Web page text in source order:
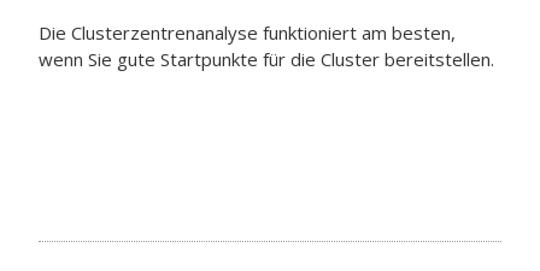
Die Clusterzentrenanalyse funktioniert am besten,
wenn Sie gute Startpunkte für die Cluster bereitstellen.